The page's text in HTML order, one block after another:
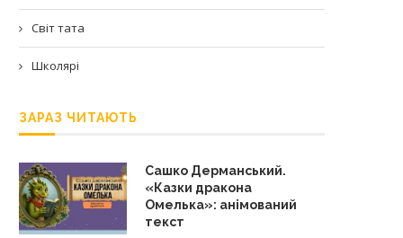
Світ тата
Школярі
ЗАРАЗ ЧИТАЮТЬ
Сашко Дерманський.
«Казки дракона
Омелька»: анімований
текст